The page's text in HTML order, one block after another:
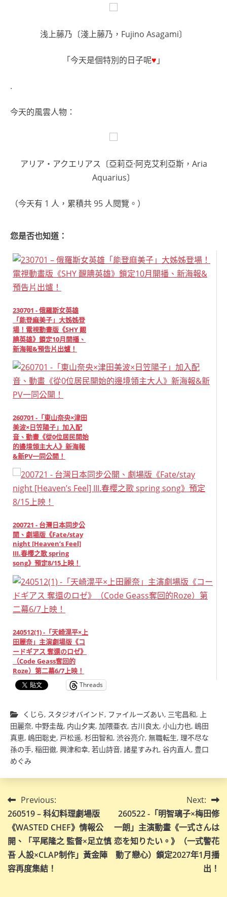
浅上藤乃〔淺上藤乃，Fujino Asagami〕
「今天是個特別的日子呢♥ 」
.
今天的風雲人物：
アリア・アクエリアス〔亞莉亞·阿克艾利亞斯，Aria
Aquarius〕
（今天有 1 人，累積共 95 人閱覽。）
您是否也知道：
230701 - 俄羅斯女英雄
「能登麻美子」大姊姊登
場！電視動畫版《SHY 靦
腆英雄》鎖定10月開播、
新海報&預告片出爐！
260701 -「東山奈央×津⽥
美波×日笠陽子」加入配
音、動畫《從0位居民開始
的邊境領主大人》新海報
&新PV一同公開！
200721 - 台灣日本同步公
開、劇場版《Fate/stay
night [Heaven’s Feel]
III.春櫻之歌 spring
song》預定8/15上映！
240512(1) -「天崎滉平×上
田麗奈」主演劇場版《コ
ードギアス 奪還のロゼ》
（Code Geass奪回的
Roze）第二幕6/7上映！
Threads
くじら, スタジオバインド, ファイルーズあい, 三宅昌和, 上
田麗奈, 中野圭哉, 内山夕実, 加隈亜衣, 古川良太, 小山力也, 嶋田
真恵, 嶋田聡史, 戸松遥, 杉田智和, 渋谷亮介, 無職転生, 理不尽な
孫の手, 稲田徹, 興津和幸, 若山詩音, 諸星すみれ, 谷内直人, 豊口
めぐみ
文
章
導
覽
Previous:
260519 – 科幻料理劇場版
《WASTED CHEF》情報公
開、「平尾隆之 監督×足立慎
吾 人設×CLAP制作」黃金陣
容再度集結！
Next:
260522 -「明智璃子×梅田修
一朗」主演動畫《一式さんは
恋を知りたい。》（一式警花
動了戀心）鎖定2027年1月播
出！